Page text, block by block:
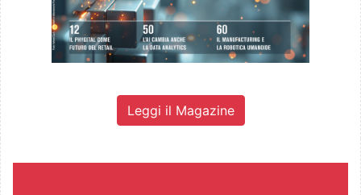
Leggi il Magazine